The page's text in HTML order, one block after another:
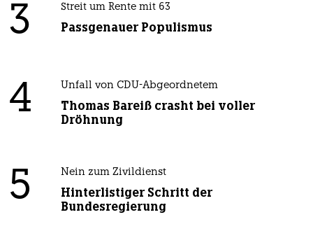
3 Streit um Rente mit 63
Passgenauer Populismus
4 Unfall von CDU-Abgeordnetem
Thomas Bareiß crasht bei voller
Dröhnung
5 Nein zum Zivildienst
Hinterlistiger Schritt der
Bundesregierung